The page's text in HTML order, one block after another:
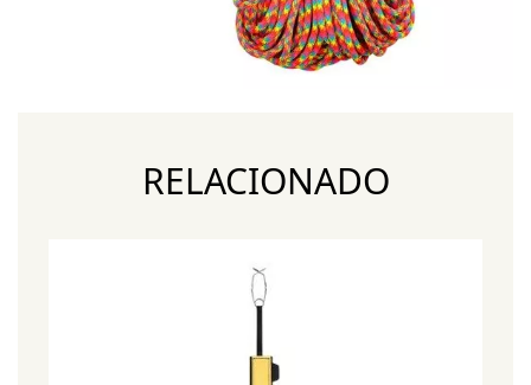
RELACIONADO